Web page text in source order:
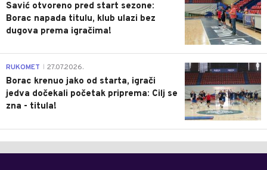
Savić otvoreno pred start sezone:
Borac napada titulu, klub ulazi bez
dugova prema igračima!
0
RUKOMET 27.07.2026.
Borac krenuo jako od starta, igrači
jedva dočekali početak priprema: Cilj se
zna - titula!